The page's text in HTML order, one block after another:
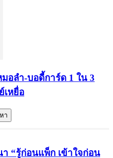
อลำ-บอดี้การ์ด 1 ใน 3
เหยื่อ
“รู้ก่อนแพ็ก เข้าใจก่อน